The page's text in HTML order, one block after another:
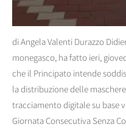
di Angela Valenti Durazzo
monegasco, ha fatto ieri,
che il Principato intende
la distribuzione delle
tracciamento digitale su base
Giornata Consecutiva Senza